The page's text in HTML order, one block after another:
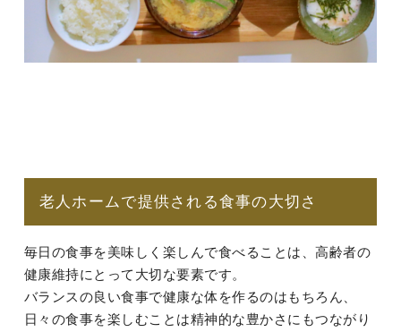
老人ホームで提供される食事の大切さ
毎日の食事を美味しく楽しんで食べることは、高齢者の
健康維持にとって大切な要素です。
バランスの良い食事で健康な体を作るのはもちろん、
日々の食事を楽しむことは精神的な豊かさにもつながり